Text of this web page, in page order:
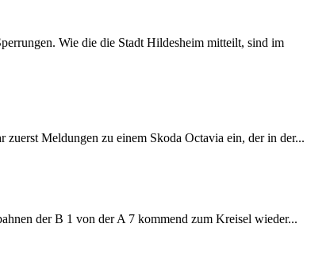
Wie die die Stadt Hildesheim mitteilt, sind im
Meldungen zu einem Skoda Octavia ein, der in der...
der B 1 von der A 7 kommend zum Kreisel wieder...